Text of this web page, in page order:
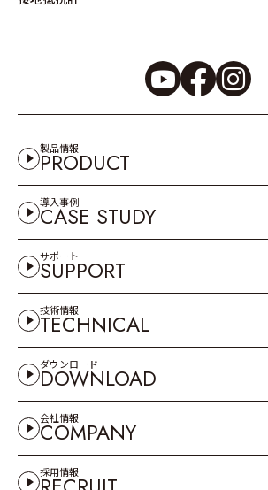
製品情報
PRODUCT
導入事例
CASE STUDY
サポート
SUPPORT
技術情報
TECHNICAL
ダウンロード
DOWNLOAD
会社情報
COMPANY
採用情報